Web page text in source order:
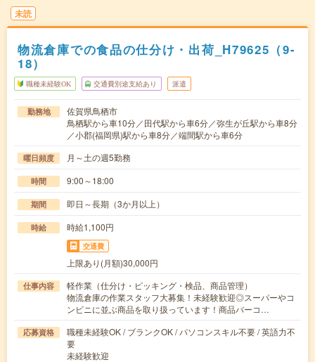
未読
物流倉庫での食品の仕分け・出荷_H79625（9-
18）
職種未経験OK 交通費別途支給あり 派遣
勤務地
佐賀県鳥栖市
鳥栖駅から車10分／田代駅から車6分／弥生が丘駅から車8分
／小郡(福岡県)駅から車8分／端間駅から車6分
曜日頻度 月～土の週5勤務
時間 9:00～18:00
期間 即日～長期（3か月以上）
時給 時給1,100円
交通費
上限あり(月額)30,000円
仕事内容
軽作業（仕分け・ピッキング・検品、商品管理）
物流倉庫の作業スタッフ大募集！未経験歓迎◎スーパーやコ
ンビニに並ぶ商品を取り扱っています！商品バーコ…
応募資格
職種未経験OK / ブランクOK / パソコンスキル不要 / 英語力不
要
未経験歓迎